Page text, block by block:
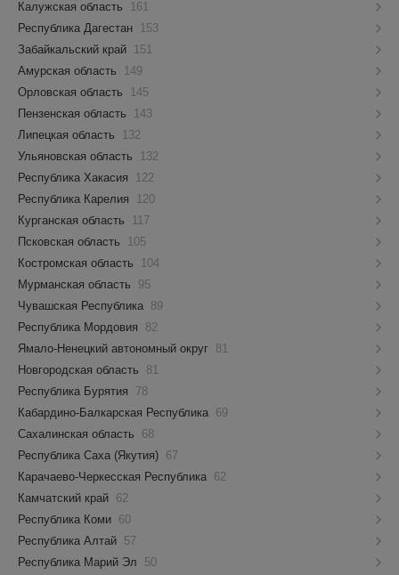
Калужская область
161
Республика Дагестан
153
Забайкальский край
151
Амурская область
149
Орловская область
145
Пензенская область
143
Липецкая область
132
Ульяновская область
132
Республика Хакасия
122
Республика Карелия
120
Курганская область
117
Псковская область
105
Костромская область
104
Мурманская область
95
Чувашская Республика 89
Республика Мордовия
82
Ямало-Ненецкий автономный округ 81
Новгородская область
81
Республика Бурятия
78
Кабардино-Балкарская Республика 69
Сахалинская область
68
Республика Саха (Якутия) 67
Карачаево-Черкесская Республика 62
Камчатский край 62
Республика Коми 60
Республика Алтай 57
Республика Марий Эл
50